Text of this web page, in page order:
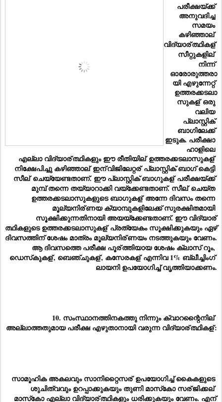
പരീക്ഷയ്ക്ക്
അനുവദിച്ച
സമയം
കഴിഞ്ഞാല്
വിദ്യാര്ത്ഥികള്
സീറ്റുകളില്
നിന്ന്
ഓരോരുത്തരാ
യി എഴുന്നേറ്റ്
ഉത്തരക്കടലാ
സുകള് ഒരു
വലിയ
പ്ലാസ്റ്റിക്
ബാഗിലേക്ക്
ഇടുക. പരീക്ഷാ
ഹാളിലെ
എല്ലാ വിദ്യാര്ത്ഥികളും ഈ രീതിയില് ഉത്തരക്കടലാസുകള്
നിക്ഷേപിച്ചു കഴിഞ്ഞാല് ഇന്വിജിലേറ്റര് പ്ലാസ്റ്റിക് ബാഗ് കെട്ടി
സീല് ചെയ്യേണ്ടതാണ്. ഈ പ്ലാസ്റ്റിക് ബാഗുകള് പരീക്ഷയ്ക്ക്
മുമ്പ് തന്നെ തയ്യാറാക്കി വയ്‌ക്കേണ്ടതാണ്. സീല് ചെയ്ത
ഉത്തരക്കടലാസുകളുടെ ബാഗുകള് അന്നേ ദിവസം തന്നെ
മൂല്യനിര്ണയ ക്യാമ്പുകളിലേക്ക് സുരക്ഷിതമായി
സൂക്ഷിക്കുന്നതിനായി അയയ്‌ക്കേണ്ടതാണ്. ഈ വിദ്യാര്
ത്ഥികളുടെ ഉത്തരക്കടലാസുകള് പ്രത്യേകം സൂക്ഷിക്കുകയും ഏഴ്
ദിവസത്തിന് ശേഷം മാത്രം മൂല്യനിര്ണയം നടത്തുകയും വേണം.
ആ ദിവസത്തെ പരീക്ഷ പൂര്ത്തിയായ ശേഷം ക്ലാസ് റൂം,
ഡെസ്‌കുകള്, ബെഞ്ചുകള്, കസേരകള് എന്നിവ 1% ബ്ലീച്ചിംഗ്
ലായനി ഉപയോഗിച്ച് വൃത്തിയാക്കണം.
10. സംസ്ഥാനത്തിനകത്തു നിന്നും ക്വാറന്റൈനില്
അല്ലാത്തതുമായ പരീക്ഷ എഴുതാനായി വരുന്ന വിദ്യാര്ത്ഥികള്:
സാമൂഹിക അകലവും സാനിറ്റൈസര് ഉപയോഗിച്ച് കൈകളുടെ
ശുചിത്വവും ഉറപ്പാക്കുകയും തുണി മാസ്‌കോ സര്ജിക്കല്
മാസ്‌കോ എല്ലാ വിദ്യാര്ത്ഥികളും ധരിക്കുകയും വേണം. എന്